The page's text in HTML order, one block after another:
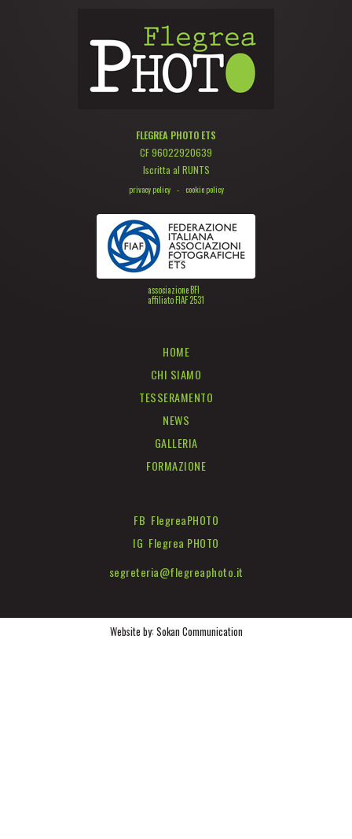
FLEGREA PHOTO ETS
CF 96022920639
Iscritta al RUNTS
privacy policy - cookie policy
associazione BFI
affiliato FIAF 2531
HOME
CHI SIAMO
TESSERAMENTO
NEWS
GALLERIA
FORMAZIONE
FB FlegreaPHOTO
IG Flegrea PHOTO
segreteria@flegreaphoto.it
Website by: Sokan Communication